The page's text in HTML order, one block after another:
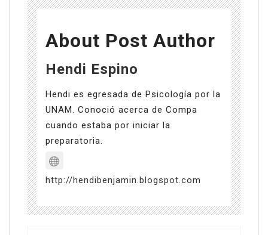
About Post Author
Hendi Espino
Hendi es egresada de Psicología por la
UNAM. Conoció acerca de Compa
cuando estaba por iniciar la
preparatoria.
http://hendibenjamin.blogspot.com